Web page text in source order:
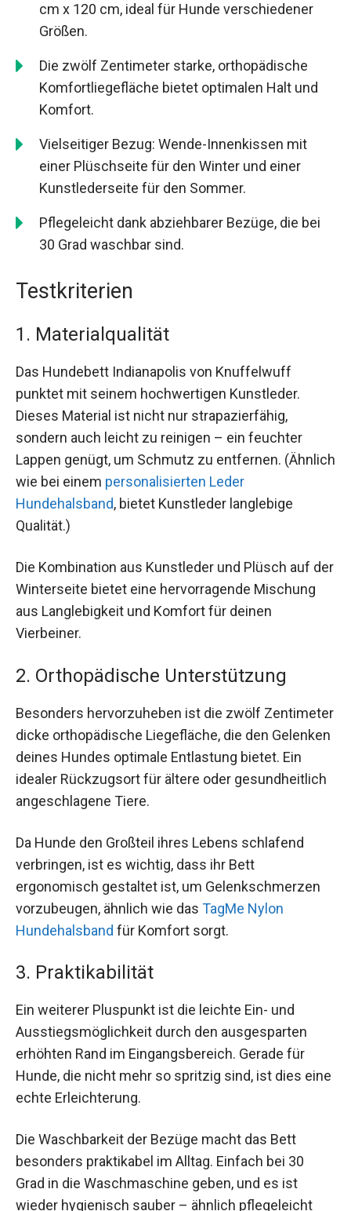
cm x 120 cm, ideal für Hunde verschiedener
Größen.
Die zwölf Zentimeter starke, orthopädische
Komfortliegefläche bietet optimalen Halt und
Komfort.
Vielseitiger Bezug: Wende-Innenkissen mit
einer Plüschseite für den Winter und einer
Kunstlederseite für den Sommer.
Pflegeleicht dank abziehbarer Bezüge, die bei
30 Grad waschbar sind.
Testkriterien
1. Materialqualität
Das Hundebett Indianapolis von Knuffelwuff
punktet mit seinem hochwertigen Kunstleder.
Dieses Material ist nicht nur strapazierfähig,
sondern auch leicht zu reinigen – ein feuchter
Lappen genügt, um Schmutz zu entfernen. (Ähnlich
wie bei einem personalisierten Leder
Hundehalsband, bietet Kunstleder langlebige
Qualität.)
Die Kombination aus Kunstleder und Plüsch auf der
Winterseite bietet eine hervorragende Mischung
aus Langlebigkeit und Komfort für deinen
Vierbeiner.
2. Orthopädische Unterstützung
Besonders hervorzuheben ist die zwölf Zentimeter
dicke orthopädische Liegefläche, die den Gelenken
deines Hundes optimale Entlastung bietet. Ein
idealer Rückzugsort für ältere oder gesundheitlich
angeschlagene Tiere.
Da Hunde den Großteil ihres Lebens schlafend
verbringen, ist es wichtig, dass ihr Bett
ergonomisch gestaltet ist, um Gelenkschmerzen
vorzubeugen, ähnlich wie das TagMe Nylon
Hundehalsband für Komfort sorgt.
3. Praktikabilität
Ein weiterer Pluspunkt ist die leichte Ein- und
Ausstiegsmöglichkeit durch den ausgesparten
erhöhten Rand im Eingangsbereich. Gerade für
Hunde, die nicht mehr so spritzig sind, ist dies eine
echte Erleichterung.
Die Waschbarkeit der Bezüge macht das Bett
besonders praktikabel im Alltag. Einfach bei 30
Grad in die Waschmaschine geben, und es ist
wieder hygienisch sauber – ähnlich pflegeleicht